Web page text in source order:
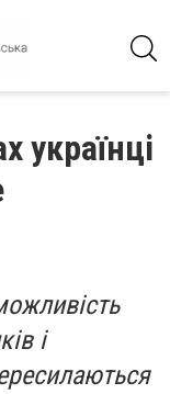
українці
і